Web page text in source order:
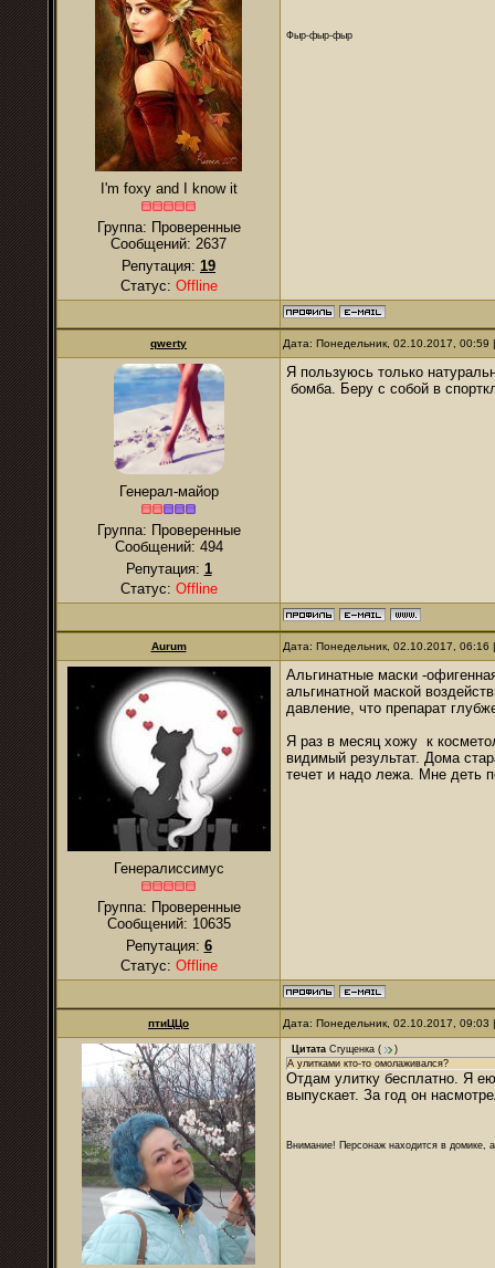
I'm foxy and I know it
Группа: Проверенные
Сообщений: 2637
Репутация: 19
Статус: Offline
Фыр-фыр-фыр
qwerty Дата: Понедельник, 02.10.2017,
Генерал-майор
Группа: Проверенные
Сообщений: 494
Репутация: 1
Статус: Offline
Я пользуюсь только
бомба. Беру с собой в
Aurum Дата: Понедельник, 02.10.2017,
Генералиссимус
Группа: Проверенные
Сообщений: 10635
Репутация: 6
Статус: Offline
Альгинатные маски -
альгинатной маской
давление, что препарат
Я раз в месяц хожу к
видимый результат. Дома
течет и надо лежа. Мне деть
птиЦЦо Дата: Понедельник, 02.10.2017,
Цитата Сгущенка (
)
А улитками кто-то омолаживался?
Отдам улитку бесплатно. Я
выпускает. За год он
Внимание! Персонаж находится в домике,